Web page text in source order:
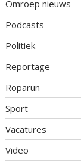
Omroep nieuws
Podcasts
Politiek
Reportage
Roparun
Sport
Vacatures
Video